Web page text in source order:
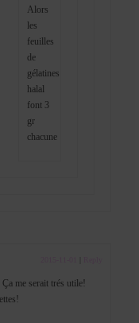
Alors
les
feuilles
de
gélatines
halal
font 3
gr
chacune
me serait trés utile!